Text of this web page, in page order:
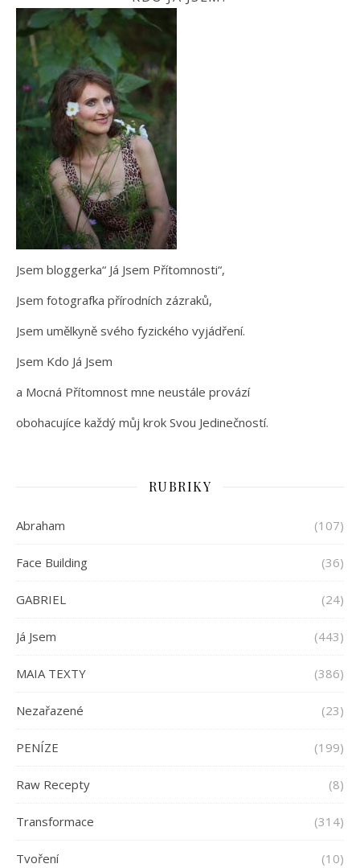
Jsem bloggerka“ Já Jsem Přítomnosti“,
Jsem fotografka přírodních zázraků,
Jsem umělkyně svého fyzického vyjádření.
Jsem Kdo Já Jsem
a Mocná Přítomnost mne neustále provází
obohacujíce každý můj krok Svou Jedinečností.
RUBRIKY
Abraham (107)
Face Building (36)
GABRIEL (24)
Já Jsem (443)
MAIA TEXTY (386)
Nezařazené (23)
PENÍZE (199)
Raw Recepty (8)
Transformace (314)
Tvoření (10)